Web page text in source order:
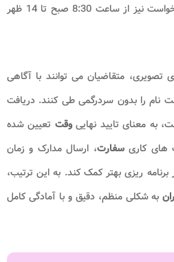
قابل انجام است. زمان ارسال درخواست نیز از ساعت 8:30 صبح تا 14 ظهر
متقاضیان می توانند با آگاهی
نام را بدون سردرگمی طی کنند. دریافت
به معنای تایید نهاییوقت تعیین شده
های کاریسفارت، ارسال مدارک و زمان
ریزی بهتر کمک کند. به این ترتیب،
به شکلی منظم، دقیق و با آمادگی کامل